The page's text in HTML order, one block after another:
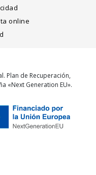
online
Plan de Recuperación,
«Next Generation EU».